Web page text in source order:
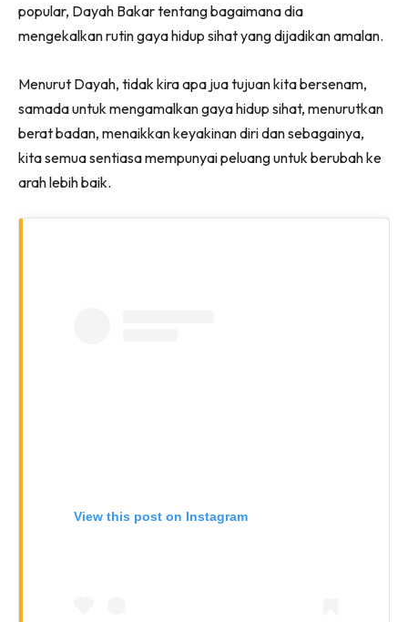
popular, Dayah Bakar tentang bagaimana dia
mengekalkan rutin gaya hidup sihat yang dijadikan amalan.
Menurut Dayah, tidak kira apa jua tujuan kita bersenam,
samada untuk mengamalkan gaya hidup sihat, menurutkan
berat badan, menaikkan keyakinan diri dan sebagainya,
kita semua sentiasa mempunyai peluang untuk berubah ke
arah lebih baik.
View this post on Instagram